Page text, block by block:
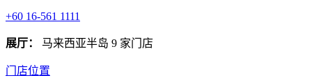
+60 16-561 1111
展厅： 马来西亚半岛 9 家门店
门店位置